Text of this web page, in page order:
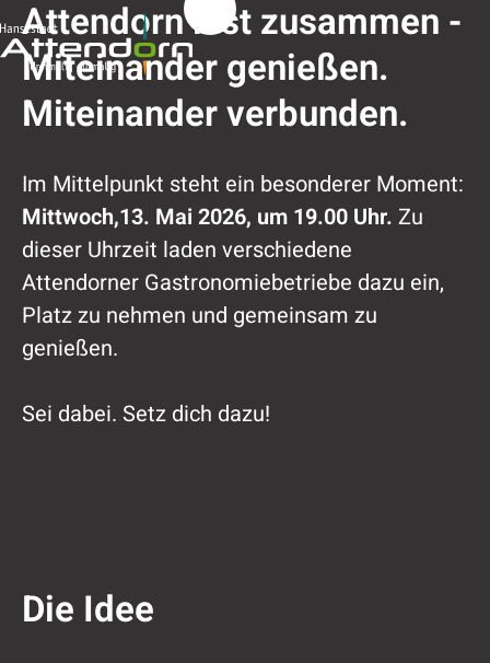
Attendorn isst zusammen -
Miteinander genießen.
Miteinander verbunden.
Im Mittelpunkt steht ein besonderer Moment:
Mittwoch,13. Mai 2026, um 19.00 Uhr. Zu
dieser Uhrzeit laden verschiedene
Attendorner Gastronomiebetriebe dazu ein,
Platz zu nehmen und gemeinsam zu
genießen.
Sei dabei. Setz dich dazu!
Die Idee